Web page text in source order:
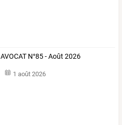
AVOCAT N°85 - Août 2026
1 août 2026